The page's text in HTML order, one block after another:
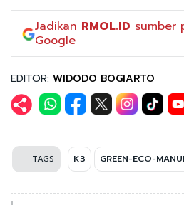
Jadikan RMOL.ID sumber
Google
EDITOR: WIDODO BOGIARTO
TAGS K3 GREEN-ECO-